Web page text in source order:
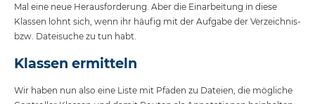
Mal eine neue Herausforderung. Aber die Einarbeitung in diese
Klassen lohnt sich, wenn ihr häufig mit der Aufgabe der Verzeichnis-
bzw. Dateisuche zu tun habt.
Klassen ermitteln
Wir haben nun also eine Liste mit Pfaden zu Dateien, die mögliche